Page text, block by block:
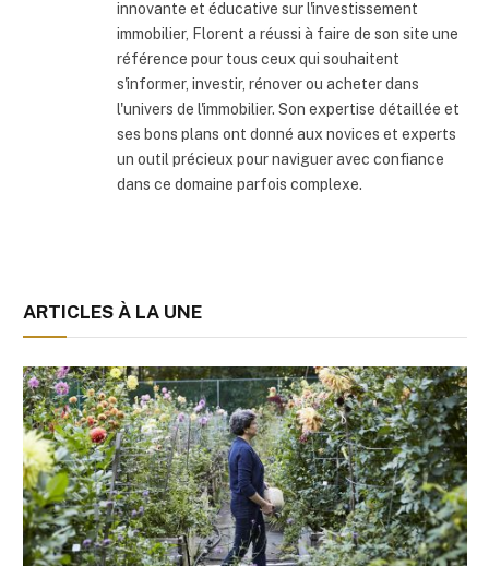
innovante et éducative sur l'investissement
immobilier, Florent a réussi à faire de son site une
référence pour tous ceux qui souhaitent
s'informer, investir, rénover ou acheter dans
l'univers de l'immobilier. Son expertise détaillée et
ses bons plans ont donné aux novices et experts
un outil précieux pour naviguer avec confiance
dans ce domaine parfois complexe.
ARTICLES À LA UNE